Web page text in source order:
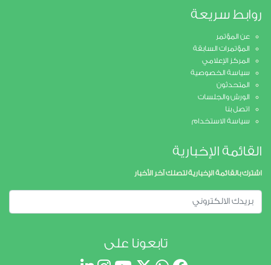
سريعة
عن المؤتمر
المؤتمرات السابقة
المركز الإعلامي
سياسة الخصوصية
المتحدثون
الورش والجلسات
اتصل بنا
سياسة الاستخدام
الإخبارية
بالقائمة الإخبارية لتصلك آخر الأخبار
تابعونا على